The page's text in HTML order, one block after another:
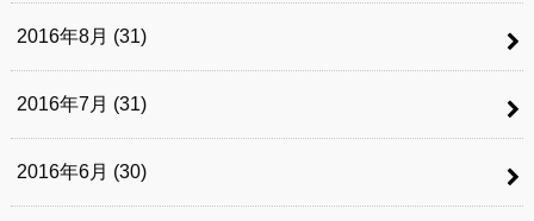
2016年8月 (31)
2016年7月 (31)
2016年6月 (30)